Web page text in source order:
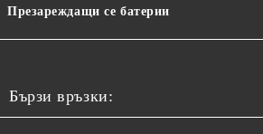
Презареждащи се батерии
Бързи връзки: